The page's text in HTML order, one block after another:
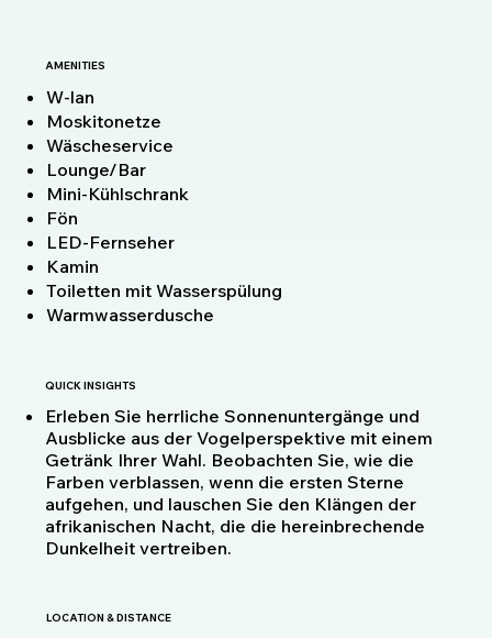
AMENITIES
W-lan
Moskitonetze
Wäscheservice
Lounge/Bar
Mini-Kühlschrank
Fön
LED-Fernseher
Kamin
Toiletten mit Wasserspülung
Warmwasserdusche
QUICK INSIGHTS
Erleben Sie herrliche Sonnenuntergänge und
Ausblicke aus der Vogelperspektive mit einem
Getränk Ihrer Wahl. Beobachten Sie, wie die
Farben verblassen, wenn die ersten Sterne
aufgehen, und lauschen Sie den Klängen der
afrikanischen Nacht, die die hereinbrechende
Dunkelheit vertreiben.
LOCATION & DISTANCE